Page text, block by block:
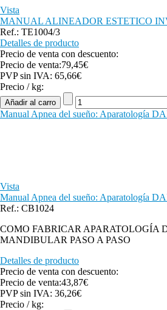
Vista
MANUAL ALINEADOR ESTETICO
Ref.: TE1004/3
Detalles de producto
Precio de venta con descuento:
Precio de venta:79,45€
PVP sin IVA: 65,66€
Precio / kg:
Manual Apnea del sueño: Aparatología
Vista
Manual Apnea del sueño: Aparatología
Ref.: CB1024
COMO FABRICAR APARATOLOGÍA
MANDIBULAR PASO A PASO
Detalles de producto
Precio de venta con descuento:
Precio de venta:43,87€
PVP sin IVA: 36,26€
Precio / kg: